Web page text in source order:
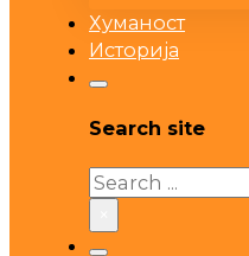
Хуманост
Историја
Search site
Search